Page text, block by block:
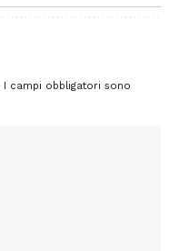
I campi obbligatori sono